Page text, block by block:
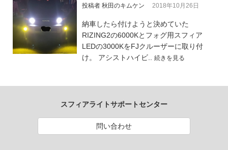
投稿者 秋田のキムケン 2018年10月26日
納車したら付けようと決めていた
RIZING2の6000Kとフォグ用スフィア
LEDの3000KをFJクルーザーに取り付
け。 アシストハイビ.. 続きを見る
スフィアライトサポートセンター
問い合わせ